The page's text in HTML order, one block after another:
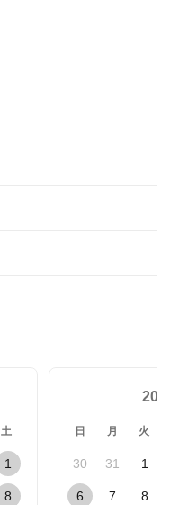
土
1
8
日 月 火
30 31 1
6 7 8